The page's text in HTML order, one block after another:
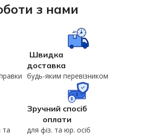
з нами
Швидка
доставка
будь-яким перевізником
та
Зручний спосіб
оплати
для фіз. та юр. осіб